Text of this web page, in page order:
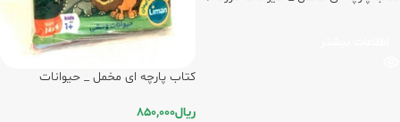
کتاب پارچه ای مخمل _ حیوانات
ریال850,000